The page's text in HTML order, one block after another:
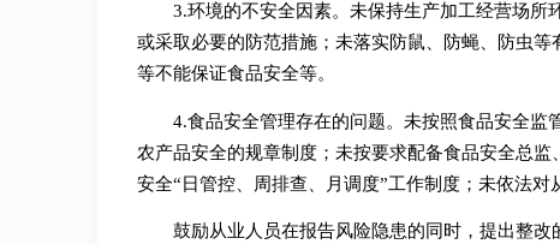
3.环境的不安全因素。未保持生产加工经营场
或采取必要的防范措施；未落实防鼠、防蝇、防虫
等不能保证食品安全等。
4.食品安全管理存在的问题。未按照食品安全监
农产品安全的规章制度；未按要求配备食品安全总
安全“日管控、周排查、月调度”工作制度；未依法对
鼓励从业人员在报告风险隐患的同时，提出整